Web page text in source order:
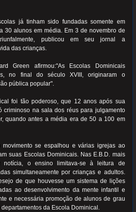
já tinham sido fundadas somente em
30 alunos em média. Em 3 de novembro de
publicou em seu jornal a
das crianças.
Green afirmou:"As Escolas Dominicais
no final do século XVIII, originaram o
pública popular".
foi tão poderoso, que 12 anos após sua
criminoso na sala dos réus para julgamento
quando antes a média era de 50 a 100 em
movimento se espalhou e várias igrejas ao
suas Escolas Dominicais. Nas E.B.D. mais
notícia, o ensino limitava-se à leitura de
simultaneamente por crianças e adultos.
de que houvesse um sistema de lições
ao desenvolvimento da mente infantil e
e necessária promoção de alunos de grau
da Escola Dominical.